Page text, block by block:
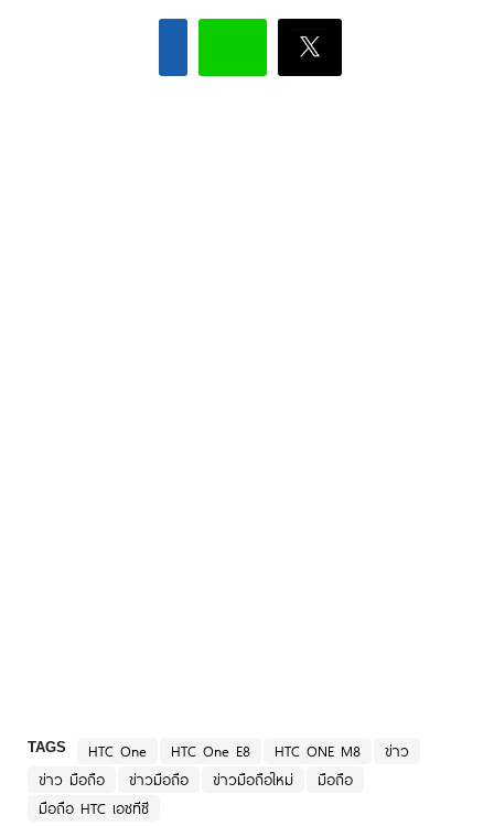
TAGS HTC One HTC One E8 HTC ONE M8
ข่าว
ข่าว มือถือ
ข่าวมือถือ ข่าวมือถือใหม่
มือถือ
มือถือ HTC เอชทีซี